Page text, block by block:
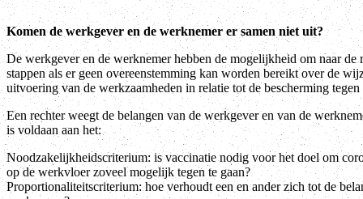
Komen de werkgever en de werknemer er samen niet uit?
De werkgever en de werknemer hebben de mogelijkheid om naar de
stappen als er geen overeenstemming kan worden bereikt over de
uitvoering van de werkzaamheden in relatie tot de bescherming
Een rechter weegt de belangen van de werkgever en van de
is voldaan aan het:
Noodzakelijkheidscriterium: is vaccinatie nodig voor het doel om
op de werkvloer zoveel mogelijk tegen te gaan?
Proportionaliteitscriterium: hoe verhoudt een en ander zich tot de